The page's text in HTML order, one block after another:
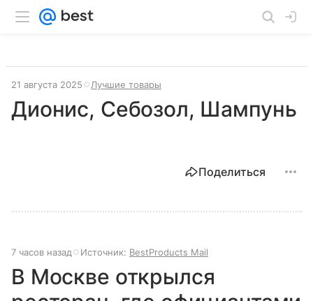
21 августа 2025 Лучшие товары
Дионис, Себозол, Шампунь
Поделиться
7 часов назад Источник: BestProducts Mail
В Москве открылся